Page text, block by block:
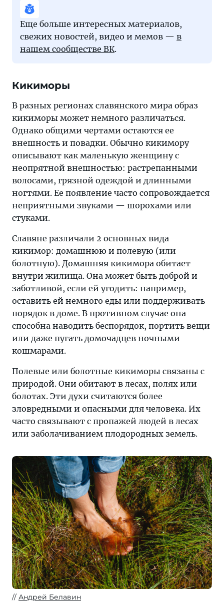
Еще больше интересных материалов,
свежих новостей, видео и мемов — в
нашем сообществе ВК.
Кикиморы
В разных регионах славянского мира образ
кикиморы может немного различаться.
Однако общими чертами остаются ее
внешность и повадки. Обычно кикимору
описывают как маленькую женщину с
неопрятной внешностью: растрепанными
волосами, грязной одеждой и длинными
ногтями. Ее появление часто сопровождается
неприятными звуками — шорохами или
стуками.
Славяне различали 2 основных вида
кикимор: домашнюю и полевую (или
болотную). Домашняя кикимора обитает
внутри жилища. Она может быть доброй и
заботливой, если ей угодить: например,
оставить ей немного еды или поддерживать
порядок в доме. В противном случае она
способна наводить беспорядок, портить вещи
или даже пугать домочадцев ночными
кошмарами.
Полевые или болотные кикиморы связаны с
природой. Они обитают в лесах, полях или
болотах. Эти духи считаются более
зловредными и опасными для человека. Их
часто связывают с пропажей людей в лесах
или заболачиванием плодородных земель.
Андрей Белавин